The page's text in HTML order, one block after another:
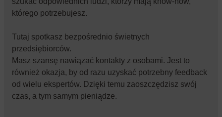
którego potrzebujesz.
Tutaj spotkasz bezpośrednio świetnych
przedsiębiorców.
Masz szansę nawiązać kontakty z osobami. Jest to
również okazja, by od razu uzyskać potrzebny feedback
od wielu ekspertów. Dzięki temu zaoszczędzisz swój
czas, a tym samym pieniądze.